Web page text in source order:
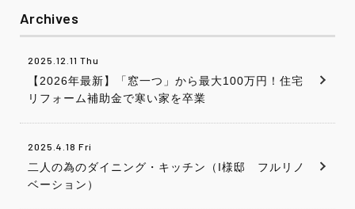
Archives
2025.12.11 Thu
【2026年最新】「窓一つ」から最大100万円！住宅
リフォーム補助金で寒い家を卒業
2025.4.18 Fri
二人の為のダイニング・キッチン（I様邸 フルリノ
ベーション）